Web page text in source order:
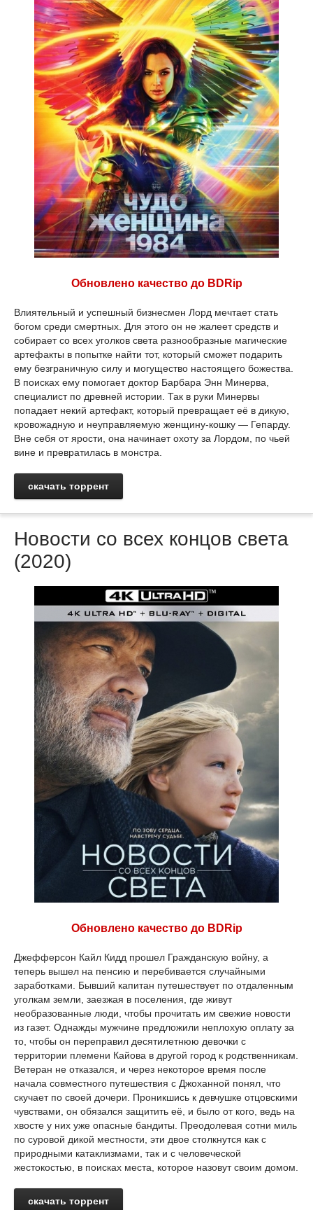
Обновлено качество до BDRip
Влиятельный и успешный бизнесмен Лорд мечтает стать
богом среди смертных. Для этого он не жалеет средств и
собирает со всех уголков света разнообразные магические
артефакты в попытке найти тот, который сможет подарить
ему безграничную силу и могущество настоящего божества.
В поисках ему помогает доктор Барбара Энн Минерва,
специалист по древней истории. Так в руки Минервы
попадает некий артефакт, который превращает её в дикую,
кровожадную и неуправляемую женщину-кошку — Гепарду.
Вне себя от ярости, она начинает охоту за Лордом, по чьей
вине и превратилась в монстра.
скачать торрент
Новости со всех концов света
(2020)
Обновлено качество до BDRip
Джефферсон Кайл Кидд прошел Гражданскую войну, а
теперь вышел на пенсию и перебивается случайными
заработками. Бывший капитан путешествует по отдаленным
уголкам земли, заезжая в поселения, где живут
необразованные люди, чтобы прочитать им свежие новости
из газет. Однажды мужчине предложили неплохую оплату за
то, чтобы он переправил десятилетнюю девочки с
территории племени Кайова в другой город к родственникам.
Ветеран не отказался, и через некоторое время после
начала совместного путешествия с Джоханной понял, что
скучает по своей дочери. Проникшись к девчушке отцовскими
чувствами, он обязался защитить её, и было от кого, ведь на
хвосте у них уже опасные бандиты. Преодолевая сотни миль
по суровой дикой местности, эти двое столкнутся как с
природными катаклизмами, так и с человеческой
жестокостью, в поисках места, которое назовут своим домом.
скачать торрент